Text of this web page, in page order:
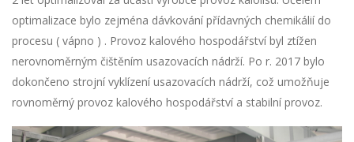
optimalizace bylo zejména dávkování přídavných chemikálií do
procesu ( vápno ) . Provoz kalového hospodářství byl ztížen
nerovnoměrným čištěním usazovacích nádrží. Po r. 2017 bylo
dokončeno strojní vyklízení usazovacích nádrží, což umožňuje
rovnoměrný provoz kalového hospodářství a stabilní provoz.